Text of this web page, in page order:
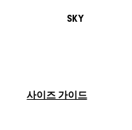
SKY
사이즈 가이드